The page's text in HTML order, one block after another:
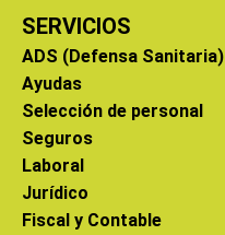
SERVICIOS
ADS (Defensa Sanitaria)
Ayudas
Selección de personal
Seguros
Laboral
Jurídico
Fiscal y Contable